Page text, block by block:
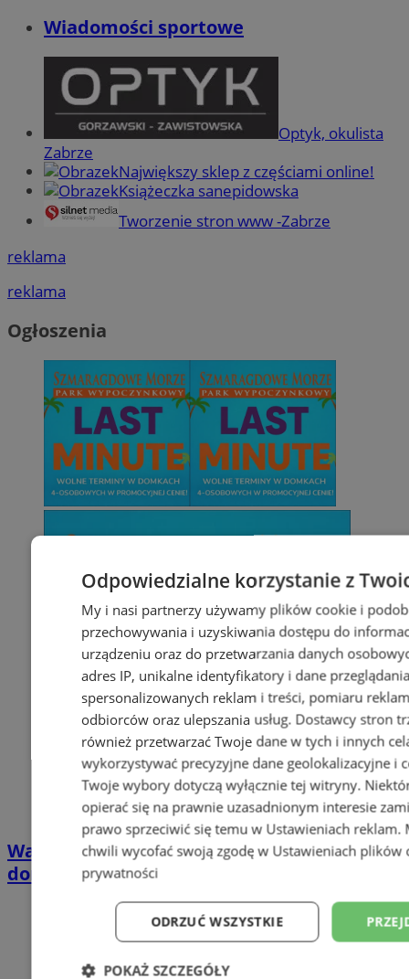
Wiadomości sportowe
Optyk, okulista
Zabrze
Największy sklep z częściami online!
Książeczka sanepidowska
Tworzenie stron www -Zabrze
reklama
reklama
Ogłoszenia
Wakacyjny wypoczynek nad Bałtykiem w
domkach Szmaragdowe Morze
Odpowiedzialne korzystanie z
My i nasi partnerzy używamy plików cookie i
przechowywania i uzyskiwania dostępu do
urządzeniu oraz do przetwarzania danych
adres IP, unikalne identyfikatory i dane
spersonalizowanych reklam i treści, pomiaru
odbiorców oraz ulepszania usług. Dostawcy stron
również przetwarzać Twoje dane w tych i innych
wykorzystywać precyzyjne dane geolokalizacyjne i
Twoje wybory dotyczą wyłącznie tej witryny.
opierać się na prawnie uzasadnionym interesie
prawo sprzeciwić się temu w Ustawieniach reklam.
chwili wycofać swoją zgodę w Ustawieniach plików
prywatności
ODRZUĆ WSZYSTKIE
POKAŻ SZCZEGÓŁY